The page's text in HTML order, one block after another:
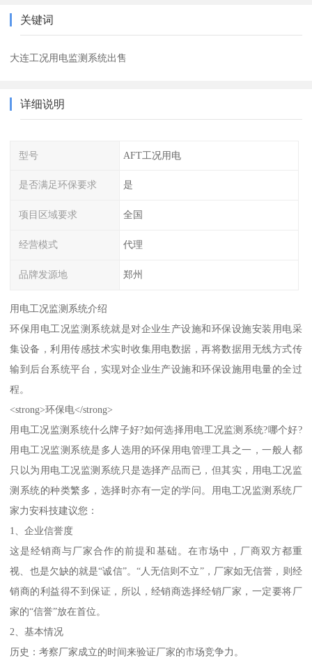
关键词
大连工况用电监测系统出售
详细说明
型号 AFT工况用电
是否满足环保要求 是
项目区域要求 全国
经营模式 代理
品牌发源地 郑州
用电工况监测系统介绍
环保用电工况监测系统就是对企业生产设施和环保设施安装用电采
集设备，利用传感技术实时收集用电数据，再将数据用无线方式传
输到后台系统平台，实现对企业生产设施和环保设施用电量的全过
程。
<strong>环保电</strong>
用电工况监测系统什么牌子好?如何选择用电工况监测系统?哪个好?
用电工况监测系统是多人选用的环保用电管理工具之一，一般人都
只以为用电工况监测系统只是选择产品而已，但其实，用电工况监
测系统的种类繁多，选择时亦有一定的学问。用电工况监测系统厂
家力安科技建议您：
1、企业信誉度
这是经销商与厂家合作的前提和基础。在市场中，厂商双方都重
视、也是欠缺的就是“诚信”。“人无信则不立”，厂家如无信誉，则经
销商的利益得不到保证，所以，经销商选择经销厂家，一定要将厂
家的“信誉”放在首位。
2、基本情况
历史：考察厂家成立的时间来验证厂家的市场竞争力。